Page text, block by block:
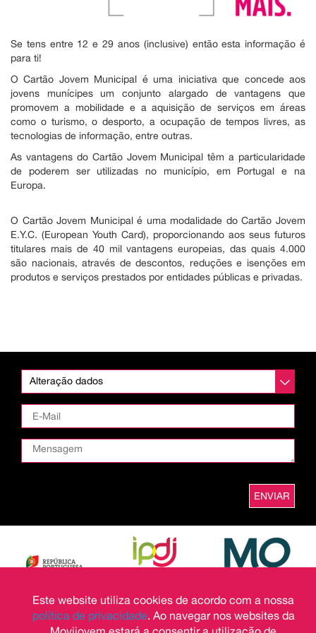
Este website utiliza cookies de acordo com a nossa
política de privacidade. Ao navegar nos websites da
Se tens entre 12 e 29 anos (inclusive) então esta informação é
para ti!
O Cartão Jovem Municipal é uma iniciativa que concede aos
jovens munícipes um conjunto alargado de vantagens que
promovem a mobilidade e a aquisição de serviços em áreas
como o turismo, o desporto, a ocupação de tempos livres, as
tecnologias de informação, entre outras.
As vantagens do Cartão Jovem Municipal têm a particularidade
de poderem ser utilizadas no município, em Portugal e na
Europa.
O Cartão Jovem Municipal é uma modalidade do Cartão Jovem
E.Y.C. (European Youth Card), proporcionando aos seus futuros
titulares mais de 40 mil vantagens europeias, das quais 4.000
são nacionais, através de descontos, reduções e isenções em
produtos e serviços prestados por entidades públicas e privadas.
Alteração dados
ENVIAR